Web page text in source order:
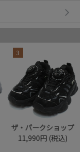
3
ザ・パークショップ
11,990円 (税込)